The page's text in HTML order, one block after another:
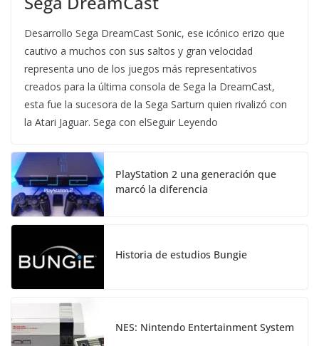
Desarrollo Sega DreamCast Sonic, ese icónico erizo que
cautivo a muchos con sus saltos y gran velocidad
representa uno de los juegos más representativos
creados para la última consola de Sega la DreamCast,
esta fue la sucesora de la Sega Sarturn quien rivalizó con
la Atari Jaguar. Sega con elSeguir Leyendo
PlayStation 2 una generación que
marcó la diferencia
Historia de estudios Bungie
NES: Nintendo Entertainment System